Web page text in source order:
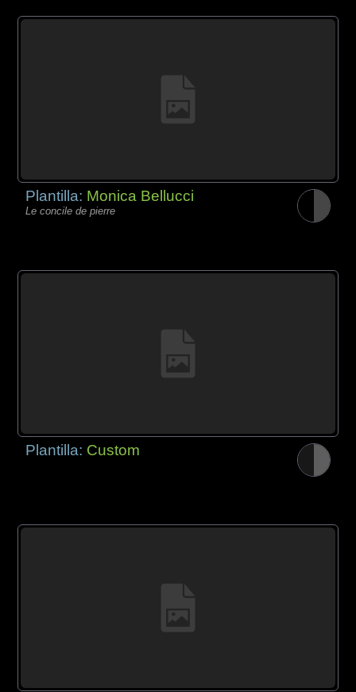
Plantilla: Monica Bellucci
Le concile de pierre
Plantilla: Custom